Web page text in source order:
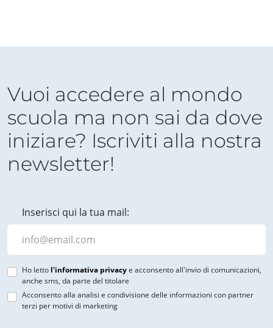
Vuoi accedere al mondo
scuola ma non sai da dove
iniziare? Iscriviti alla nostra
newsletter!
Inserisci qui la tua mail:
Ho letto l'informativa privacye acconsento all'invio di comunicazioni,
anche sms, da parte del titolare
Acconsento alla analisi e condivisione delle informazioni con partner
terzi per motivi di marketing